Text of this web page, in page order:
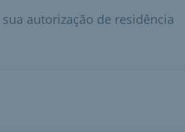
autorização de residência